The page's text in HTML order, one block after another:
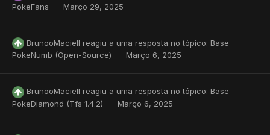
PokeFans
Março 29, 2025
BrunooMaciell reagiu a uma resposta no tópico: Base
PokeNumb (Open-Source)
Março 6, 2025
BrunooMaciell reagiu a uma resposta no tópico: Base
PokeDiamond (Tfs 1.4.2)
Março 6, 2025